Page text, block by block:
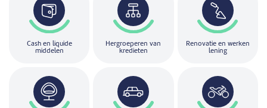
Cash en liquide
middelen
Hergroeperen van
kredieten
Renovatie en werken
lening